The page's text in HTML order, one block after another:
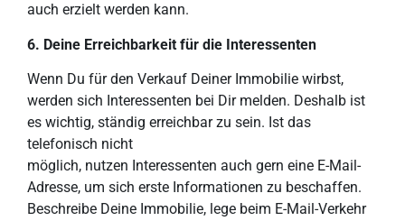
auch erzielt werden kann.
6. Deine Erreichbarkeit für die Interessenten
Wenn Du für den Verkauf Deiner Immobilie wirbst,
werden sich Interessenten bei Dir melden. Deshalb ist
es wichtig, ständig erreichbar zu sein. Ist das
telefonisch nicht
möglich, nutzen Interessenten auch gern eine E-Mail-
Adresse, um sich erste Informationen zu beschaffen.
Beschreibe Deine Immobilie, lege beim E-Mail-Verkehr